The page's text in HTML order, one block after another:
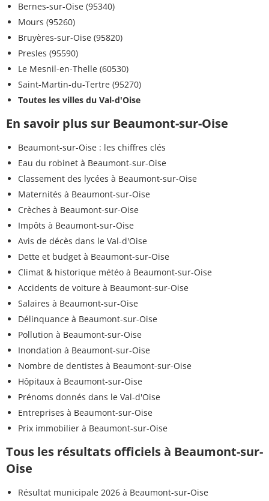
Bernes-sur-Oise (95340)
Mours (95260)
Bruyères-sur-Oise (95820)
Presles (95590)
Le Mesnil-en-Thelle (60530)
Saint-Martin-du-Tertre (95270)
Toutes les villes du Val-d'Oise
En savoir plus sur Beaumont-sur-Oise
Beaumont-sur-Oise : les chiffres clés
Eau du robinet à Beaumont-sur-Oise
Classement des lycées à Beaumont-sur-Oise
Maternités à Beaumont-sur-Oise
Crèches à Beaumont-sur-Oise
Impôts à Beaumont-sur-Oise
Avis de décès dans le Val-d'Oise
Dette et budget à Beaumont-sur-Oise
Climat & historique météo à Beaumont-sur-Oise
Accidents de voiture à Beaumont-sur-Oise
Salaires à Beaumont-sur-Oise
Délinquance à Beaumont-sur-Oise
Pollution à Beaumont-sur-Oise
Inondation à Beaumont-sur-Oise
Nombre de dentistes à Beaumont-sur-Oise
Hôpitaux à Beaumont-sur-Oise
Prénoms donnés dans le Val-d'Oise
Entreprises à Beaumont-sur-Oise
Prix immobilier à Beaumont-sur-Oise
Tous les résultats officiels à Beaumont-sur-
Oise
Résultat municipale 2026 à Beaumont-sur-Oise